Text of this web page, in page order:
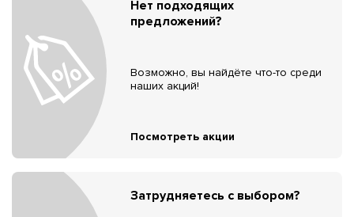
Нет подходящих
предложений?
Возможно, вы найдёте что-то среди
наших акций!
Посмотреть акции
Затрудняетесь с выбором?